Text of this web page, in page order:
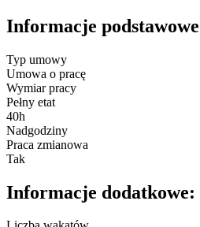
Informacje
Typ umowy
Umowa o pracę
Wymiar pracy
Pełny etat
40h
Nadgodziny
Praca zmianowa
Tak
Informacje dodatkowe: